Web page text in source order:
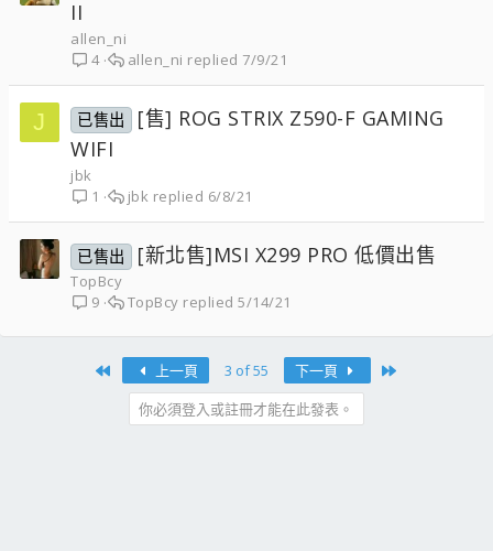
II
allen_ni
4
7/9/21
allen_ni
J 已售出
[售] ROG STRIX Z590-F GAMING
WIFI
jbk
1
6/8/21
jbk
已售出 [新北售]MSI X299 PRO 低價出售
TopBcy
9
5/14/21
TopBcy
上一頁 3 of 55 下一頁
你必須登入或註冊才能在此發表。